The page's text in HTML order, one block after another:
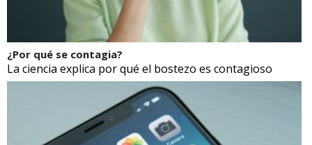
¿Por qué se contagia?
La ciencia explica por qué el bostezo es contagioso